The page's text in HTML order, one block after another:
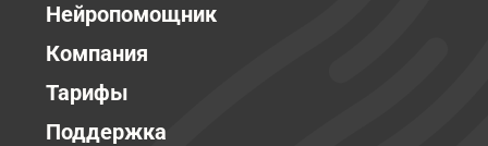
Нейропомощник
Компания
Тарифы
Поддержка